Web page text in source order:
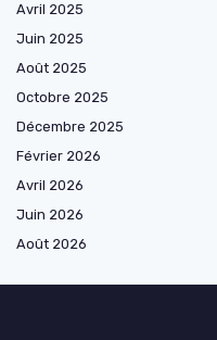
Avril 2025
Juin 2025
Août 2025
Octobre 2025
Décembre 2025
Février 2026
Avril 2026
Juin 2026
Août 2026